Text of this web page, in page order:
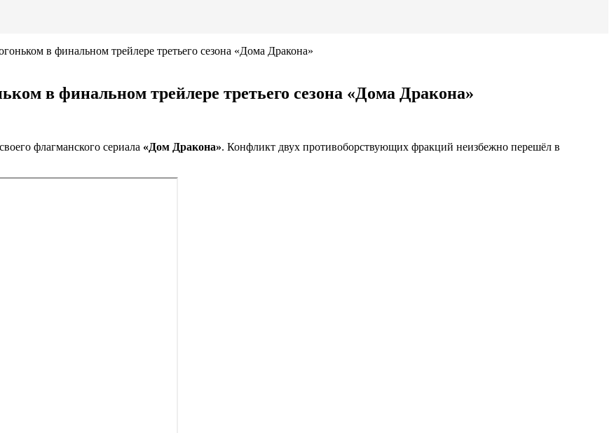
в финальном трейлере третьего сезона «Дома Дракона»
в финальном трейлере третьего сезона «Дома Дракона»
флагманского сериала «Дом Дракона». Конфликт двух противоборствующих фракций неизбежно перешёл в